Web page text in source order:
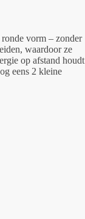
vorm – zonder
waardoor ze
op afstand houdt
eens 2 kleine